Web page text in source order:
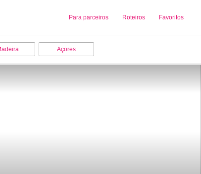
Para parceiros Roteiros Favoritos
Sobre nós Adicionar uma Empresa
Açores